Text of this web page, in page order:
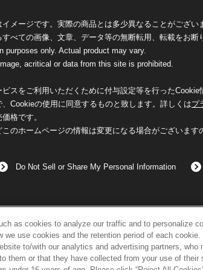
メージです。実際の商品とは多少異なることがござい
べての画像、文章、データ等の無断転用、転載をお断
purposes only. Actual product may vary.
acritical or data from this site is prohibited.
スをご利用いただくために付与設定等を行ったCookie
Cookieの使用に同意するものと致します。詳しくはプ
格です。
のホームページの情報は変更になる場合がございます
Do Not Sell or Share My Personal Information
as cookies to analyze our traffic and to personalize
we use cookies and the retention period of each
to/with our analytics and advertising partners, who
them or that they have collected from your use of their